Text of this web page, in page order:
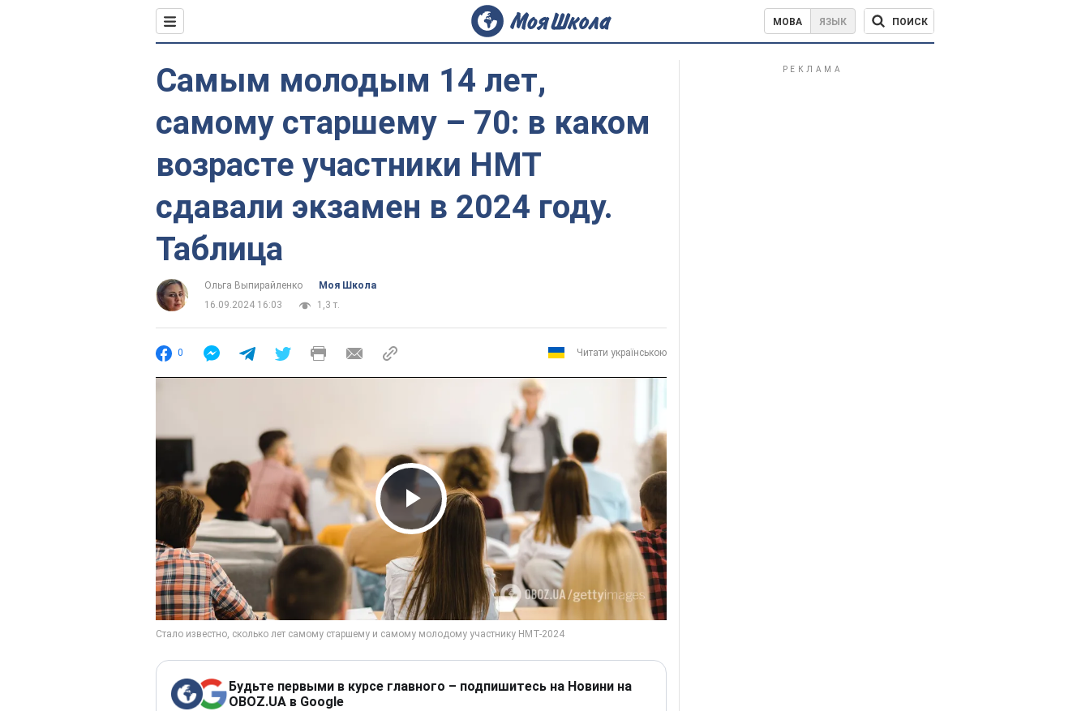
МОВА ЯЗЫК ПОИСК
Самым молодым 14 лет,
самому старшему – 70: в каком
возрасте участники НМТ
сдавали экзамен в 2024 году.
Таблица
Ольга Выпирайленко
Моя Школа
16.09.2024 16:03
1,3 т.
0 Читати українською
Play Video
Будьте первыми в курсе главного – подпишитесь на Новини на
OBOZ.UA в Google